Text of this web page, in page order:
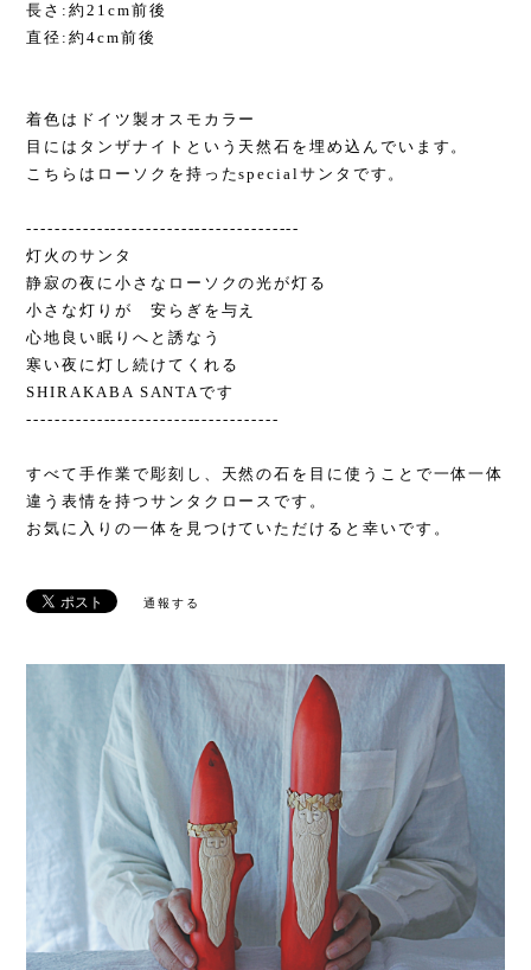
長さ:約21cm前後
直径:約4cm前後
着色はドイツ製オスモカラー
目にはタンザナイトという天然石を埋め込んでいます。
こちらはローソクを持ったspecialサンタです。
---------------------------------------
灯火のサンタ
静寂の夜に小さなローソクの光が灯る
小さな灯りが 安らぎを与え
心地良い眠りへと誘なう
寒い夜に灯し続けてくれる
SHIRAKABA SANTAです
------------------------------------
すべて手作業で彫刻し、天然の石を目に使うことで一体一体
違う表情を持つサンタクロースです。
お気に入りの一体を見つけていただけると幸いです。
通報する